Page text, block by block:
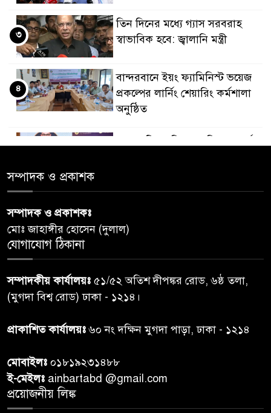
তিন দিনের মধ্যে গ্যাস সরবরাহ
স্বাভাবিক হবে: জ্বালানি মন্ত্রী
৩
বান্দরবানে ইয়ং ফ্যামিনিস্ট ভয়েজ
প্রকল্পের লার্নিং শেয়ারিং কর্মশালা
অনুষ্ঠিত
৪
পেশ
৬
তদন্ত শেষ পর্যায়ে, দ্রুত চার্জশিট
৭
রাতের মধ্যে ঢাকাসহ ১০ অঞ্চলে
ঝড়বৃষ্টির পূর্বাভাস
৮
প্রধানমন্ত্রীর সঙ্গে দেখা করে স্বপ্নপূরণ
উপহার
সম্পাদক ও প্রকাশক
সম্পাদক ও প্রকাশকঃ
মোঃ জাহাঙ্গীর হোসেন (দুলাল)
যোগাযোগ ঠিকানা
সম্পাদকীয় কার্যালয়ঃ ৫১/৫২ অতিশ দীপঙ্কর রোড, ৬ষ্ঠ তলা,
(মুগদা বিশ্ব রোড) ঢাকা - ১২১৪।
প্রাকাশিত কার্যালয়ঃ৬০ নং দক্ষিন মুগদা পাড়া, ঢাকা - ১২১৪
মোবাইলঃ ০১৮১৯২৩১৪৮৮
ই-মেইলঃ ainbartabd @gmail.com
প্রয়োজনীয় লিঙ্ক